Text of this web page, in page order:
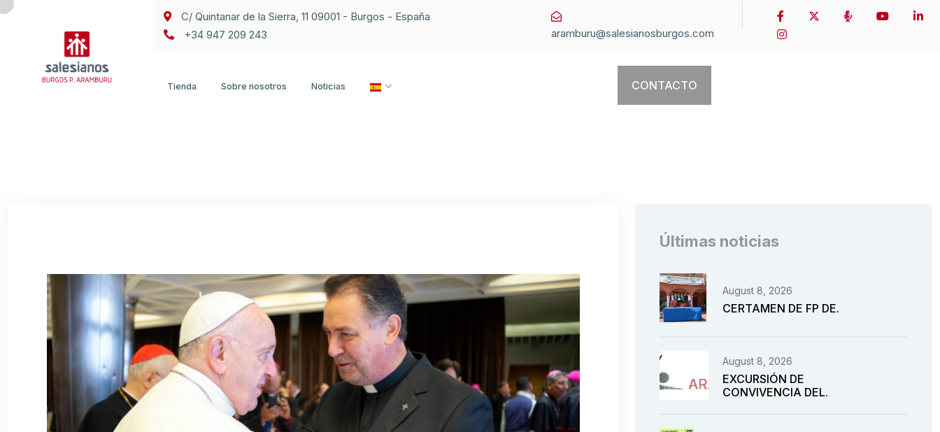
C/ Quintanar de la Sierra, 11 09001 - Burgos - España
+34 947 209 243
aramburu@salesianosburgos.com
Tienda Sobre nosotros Noticias CONTACTO
Últimas noticias
August 8, 2026
CERTAMEN DE FP DE.
August 8, 2026
EXCURSIÓN DE
CONVIVENCIA DEL.